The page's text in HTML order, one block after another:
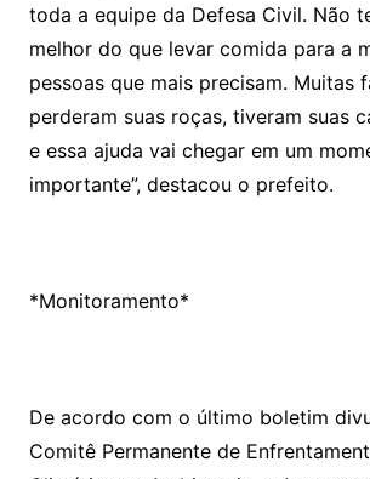
toda a equipe da Defesa Civil. Não
melhor do que levar comida para a
pessoas que mais precisam. Muitas
perderam suas roças, tiveram suas
e essa ajuda vai chegar em um
importante”, destacou o prefeito.
*Monitoramento*
De acordo com o último boletim
Comitê Permanente de